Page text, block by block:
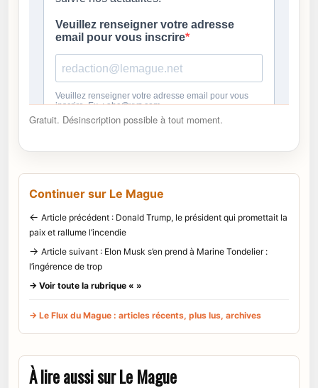
Gratuit. Désinscription possible à tout moment.
Continuer sur Le Mague
← Article précédent : Donald Trump, le président qui promettait la
paix et rallume l’incendie
→ Article suivant : Elon Musk s’en prend à Marine Tondelier :
l’ingérence de trop
→ Voir toute la rubrique « »
→ Le Flux du Mague : articles récents, plus lus, archives
À lire aussi sur Le Mague